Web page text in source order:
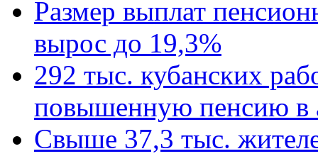
Размер выплат
вырос до 19,3%
292 тыс. кубанских
повышенную пенсию в
Свыше 37,3 тыс.